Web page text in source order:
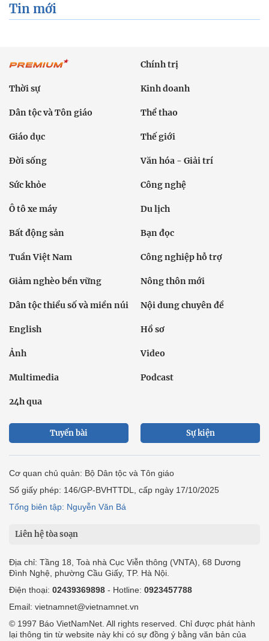
Tin mới
Chính trị
Thời sự Kinh doanh
Dân tộc và Tôn giáo Thể thao
Giáo dục Thế giới
Đời sống Văn hóa - Giải trí
Sức khỏe Công nghệ
Ô tô xe máy Du lịch
Bất động sản Bạn đọc
Tuần Việt Nam Công nghiệp hỗ trợ
Giảm nghèo bền vững Nông thôn mới
Dân tộc thiểu số và miền núi Nội dung chuyên đề
English Hồ sơ
Ảnh Video
Multimedia Podcast
24h qua
Tuyến bài Sự kiện
Cơ quan chủ quản: Bộ Dân tộc và Tôn giáo
Số giấy phép: 146/GP-BVHTTDL, cấp ngày 17/10/2025
Tổng biên tập: Nguyễn Văn Bá
Liên hệ tòa soạn
Địa chỉ: Tầng 18, Toà nhà Cục Viễn thông (VNTA), 68 Dương
Đình Nghệ, phường Cầu Giấy, TP. Hà Nội.
Điện thoại: 02439369898 - Hotline: 0923457788
Email: vietnamnet@vietnamnet.vn
© 1997 Báo VietNamNet. All rights reserved. Chỉ được phát hành
lại thông tin từ website này khi có sự đồng ý bằng văn bản của